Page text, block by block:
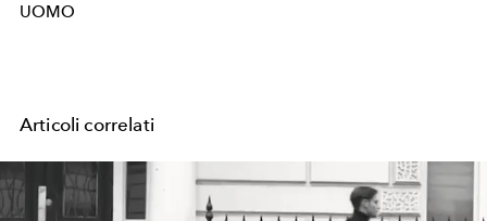
UOMO
Articoli correlati